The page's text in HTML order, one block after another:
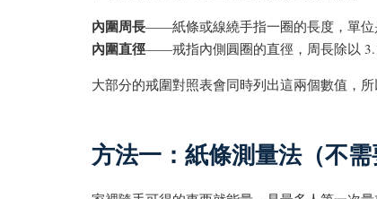
內圍周長——紙條或線繞手指一圈的長度，單位
內圍直徑——戒指內側圓圈的直徑，周長除以
大部分的戒圍對照表會同時列出這兩個數值，
方法一：紙條測量法（不需